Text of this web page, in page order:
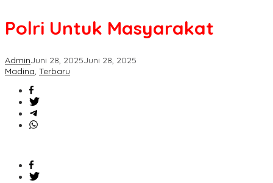
Polri Untuk Masyarakat
AdminJuni 28, 2025Juni 28, 2025
Madina, Terbaru